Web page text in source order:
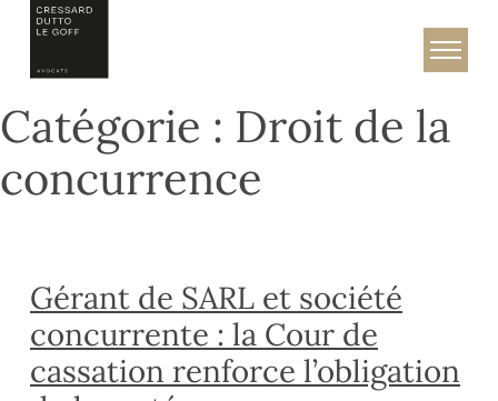
content
Catégorie : Droit de la
concurrence
Gérant de SARL et société
concurrente : la Cour de
cassation renforce l’obligation